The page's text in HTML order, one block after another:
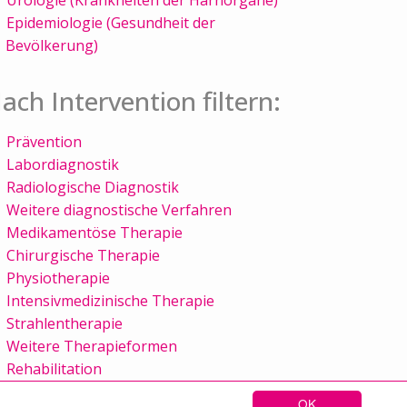
OK
Epidemiologie (Gesundheit der
Bevölkerung)
Intervention filtern:
Prävention
Labordiagnostik
Radiologische Diagnostik
Weitere diagnostische Verfahren
Medikamentöse Therapie
Chirurgische Therapie
Physiotherapie
Intensivmedizinische Therapie
Strahlentherapie
Weitere Therapieformen
Rehabilitation